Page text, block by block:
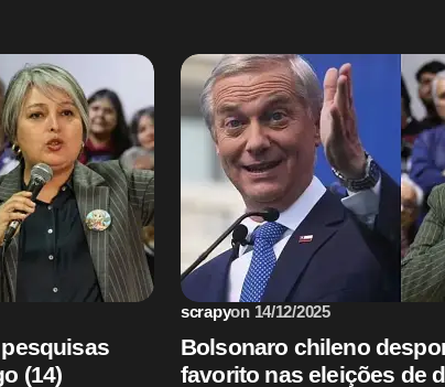
and email in this browser for the next time I
(14)
Sem categoria
scrapyon 14/12/2025
Bolsonaro chileno
favorito nas eleições de